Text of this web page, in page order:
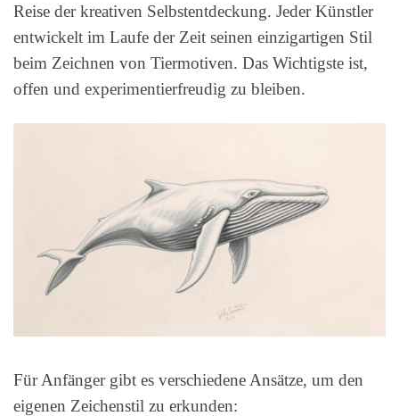
Reise der kreativen Selbstentdeckung. Jeder Künstler
entwickelt im Laufe der Zeit seinen einzigartigen Stil
beim Zeichnen von Tiermotiven. Das Wichtigste ist,
offen und experimentierfreudig zu bleiben.
Für Anfänger gibt es verschiedene Ansätze, um den
eigenen Zeichenstil zu erkunden: